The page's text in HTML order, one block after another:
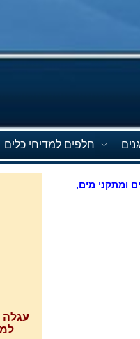
חלפים למדיחי כלים
ומתקני מים,